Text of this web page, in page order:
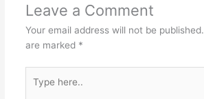
Leave a Comment
Your email address will not be published.
are marked *
here..